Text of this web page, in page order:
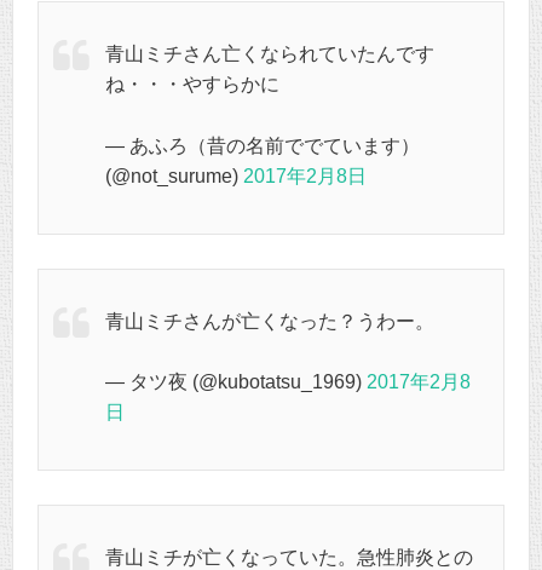
青山ミチさん亡くなられていたんです
ね・・・やすらかに
— あふろ（昔の名前ででています）
(@not_surume) 2017年2月8日
青山ミチさんが亡くなった？うわー。
— タツ夜 (@kubotatsu_1969) 2017年2月8
日
青山ミチが亡くなっていた。急性肺炎との